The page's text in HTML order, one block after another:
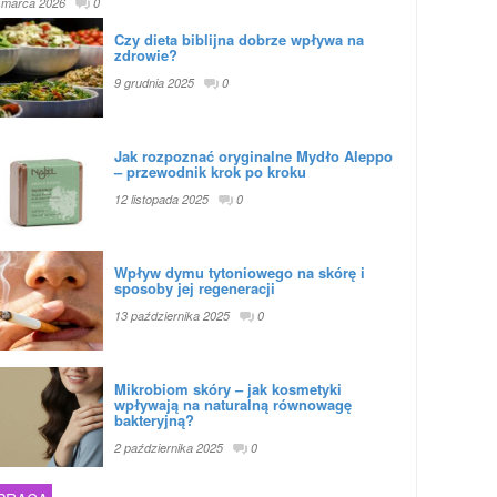
Czy dieta biblijna dobrze wpływa na
zdrowie?
9 grudnia 2025 0
Jak rozpoznać oryginalne Mydło Aleppo
– przewodnik krok po kroku
12 listopada 2025 0
Wpływ dymu tytoniowego na skórę i
sposoby jej regeneracji
13 października 2025 0
Mikrobiom skóry – jak kosmetyki
wpływają na naturalną równowagę
bakteryjną?
2 października 2025 0